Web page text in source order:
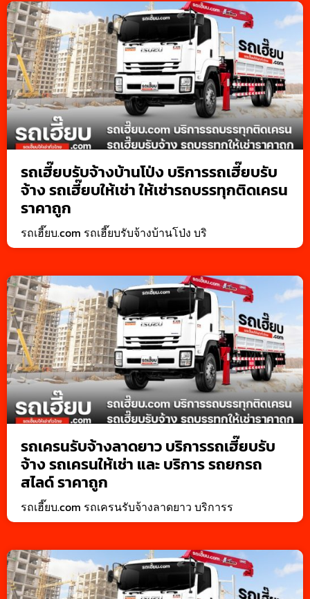
รถเฮี๊ยบรับจ้างบ้านโป่ง บริการรถเฮี๊ยบรับ
จ้าง รถเฮี๊ยบให้เช่า ให้เช่ารถบรรทุกติดเครน
ราคาถูก
รถเฮี๊ยบ.com รถเฮี๊ยบรับจ้างบ้านโป่ง บริ
รถเครนรับจ้างลาดยาว บริการรถเฮี๊ยบรับ
จ้าง รถเครนให้เช่า และ บริการ รถยกรถ
สไลด์ ราคาถูก
รถเฮี๊ยบ.com รถเครนรับจ้างลาดยาว บริการร